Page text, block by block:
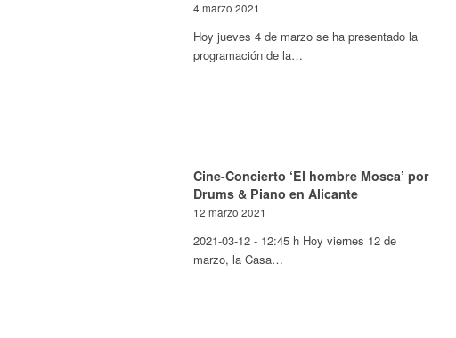
4 marzo 2021
Hoy jueves 4 de marzo se ha presentado la
programación de la…
Cine-Concierto ‘El hombre Mosca’ por
Drums & Piano en Alicante
12 marzo 2021
2021-03-12 - 12:45 h Hoy viernes 12 de
marzo, la Casa…